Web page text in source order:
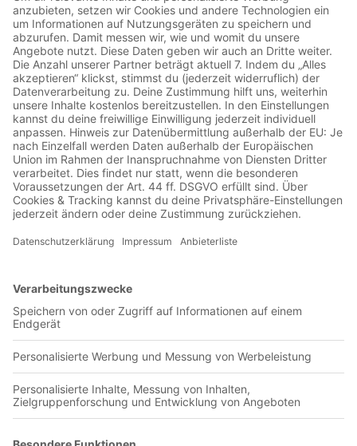
00:40:02
Nachholspiel kann tierisch, tragisch sowieso, diesmal wird es
auch noch mysteriös und vor allem spirituell. Das Thema ist
Die sieben toten Katzen des Racing Club de Avellaneda, mit
Independiente sieben schwarze Katzen töteten und im Stadion
vergruben. Der Fluch brachte Racing jahrzehntelanges Pech.
Sportlicher Misserfolg und Beinahe-Zusammenbruch des
Vereins, während Independiente große Erfolge feierte. Erst 34
Jahre später sollte der Fluch gebrochen werden. Wir erzählen
die Geschichte dahinter, mit einem ungläubigen Mario, einem
Acast. See acast.com/privacy for more information.